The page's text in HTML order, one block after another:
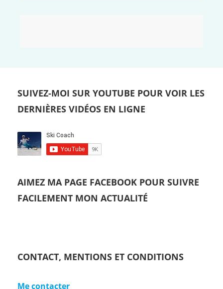
SUIVEZ-MOI SUR YOUTUBE POUR VOIR LES
DERNIÈRES VIDÉOS EN LIGNE
AIMEZ MA PAGE FACEBOOK POUR SUIVRE
FACILEMENT MON ACTUALITÉ
CONTACT, MENTIONS ET CONDITIONS
Me contacter